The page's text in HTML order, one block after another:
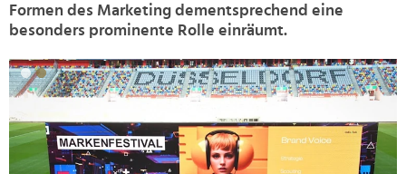
Formen des Marketing dementsprechend eine
besonders prominente Rolle einräumt.
>